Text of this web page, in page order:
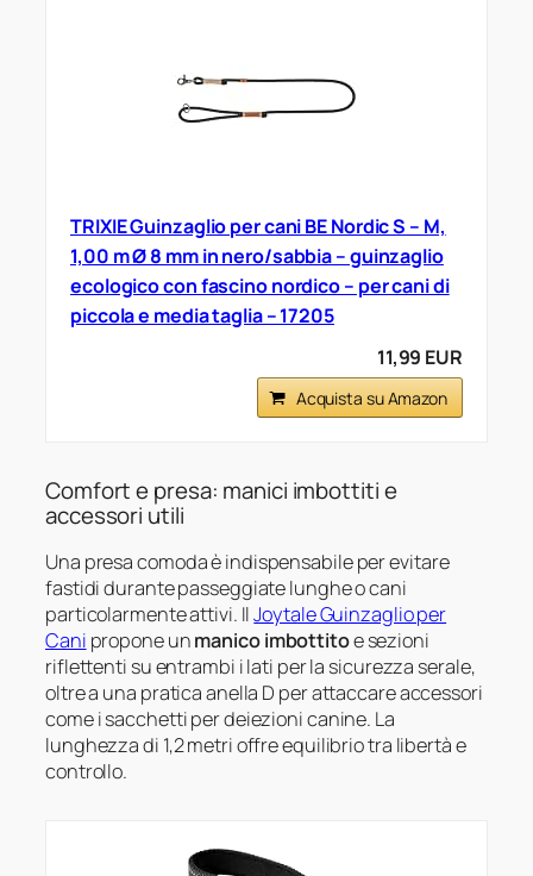
TRIXIE Guinzaglio per cani BE Nordic S – M,
1,00 m Ø 8 mm in nero/sabbia – guinzaglio
ecologico con fascino nordico – per cani di
piccola e media taglia – 17205
11,99 EUR
Acquista su Amazon
Comfort e presa: manici imbottiti e
accessori utili
Una presa comoda è indispensabile per evitare
fastidi durante passeggiate lunghe o cani
particolarmente attivi. IlJoytale Guinzaglio per
Cani propone unmanico imbottitoe sezioni
riflettenti su entrambi i lati per la sicurezza serale,
oltre a una pratica anella D per attaccare accessori
come i sacchetti per deiezioni canine. La
lunghezza di 1,2 metri offre equilibrio tra libertà e
controllo.